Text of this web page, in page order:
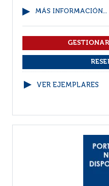
MÁS INFORMACIÓN...
VER EJEMPLARES